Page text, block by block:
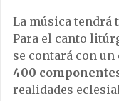
La música tendrá
Para el canto
se contará con un
400
realidades